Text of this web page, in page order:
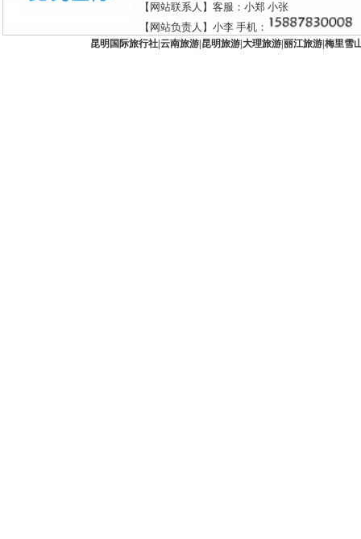
【网站联系人】客服：小郑 小张
【网站负责人】小李 手机：
昆明国际旅行社| 云南旅游| 昆明旅游| 大理旅游| 丽江旅游| 梅里雪